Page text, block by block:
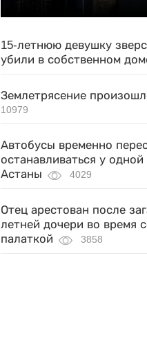
15-летнюю девушку
убили в собственном
Землетрясение
10979
Автобусы временно
останавливаться у
Астаны
4029
Отец арестован после
летней дочери во время
палаткой
3858